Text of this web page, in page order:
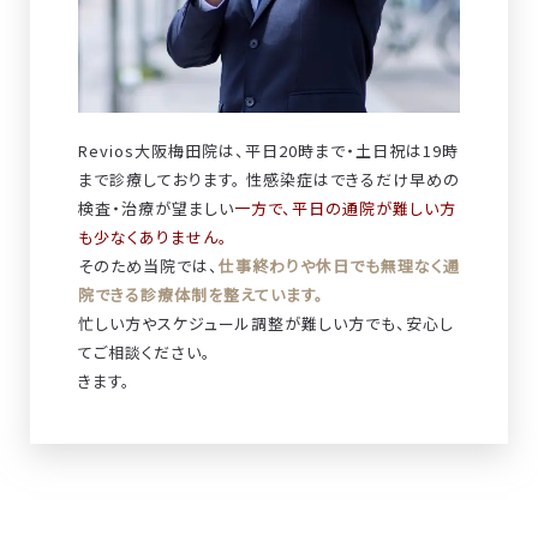
Revios大阪梅田院は、平日20時まで・土日祝は19時
まで診療しております。 性感染症はできるだけ早めの
検査・治療が望ましい一方で、平日の通院が難しい方
も少なくありません。
そのため当院では、 仕事終わりや休日でも無理なく通
院できる診療体制を整えています。
忙しい方やスケジュール調整が難しい方でも、安心し
てご相談ください。
きます。